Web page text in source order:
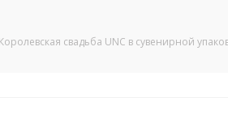
свадьба UNC в сувенирной